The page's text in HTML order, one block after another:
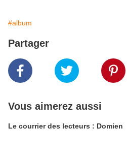
#album
Partager
Vous aimerez aussi
Le courrier des lecteurs : Domien